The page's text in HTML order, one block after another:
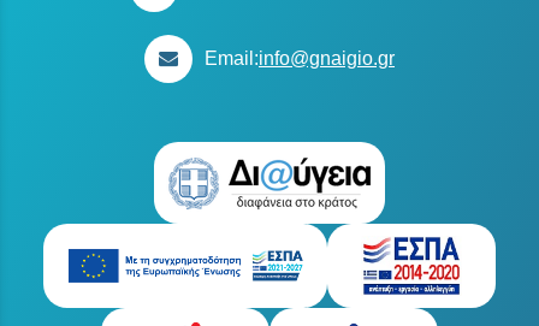
Email:info@gnaigio.gr